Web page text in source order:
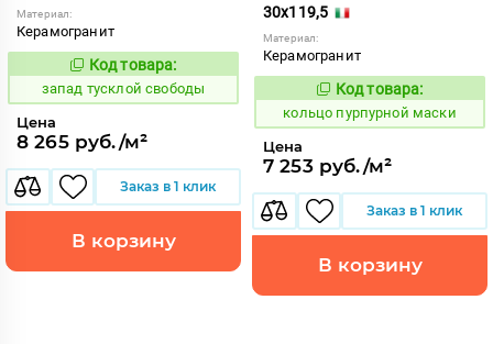
Материал:
Керамогранит
419585
Код товара:
запад тусклой свободы
Цена
8 265 руб./м²
Заказ в 1 клик
В корзину
30x119,5
Материал:
Керамогранит
743797
Код товара:
кольцо пурпурной маски
Цена
7 253 руб./м²
Заказ в 1 клик
В корзину